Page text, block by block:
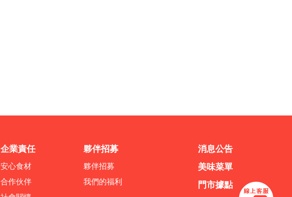
企業責任
安心食材
合作伙伴
夥伴招募
夥伴招募
我們的福利
消息公告
美味菜單
門市據點